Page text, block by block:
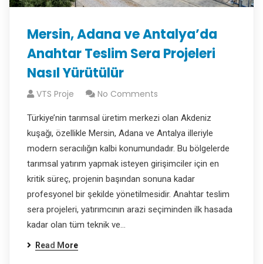
Mersin, Adana ve Antalya’da
Anahtar Teslim Sera Projeleri
Nasıl Yürütülür
VTS Proje No Comments
Türkiye’nin tarımsal üretim merkezi olan Akdeniz
kuşağı, özellikle Mersin, Adana ve Antalya illeriyle
modern seracılığın kalbi konumundadır. Bu bölgelerde
tarımsal yatırım yapmak isteyen girişimciler için en
kritik süreç, projenin başından sonuna kadar
profesyonel bir şekilde yönetilmesidir. Anahtar teslim
sera projeleri, yatırımcının arazi seçiminden ilk hasada
kadar olan tüm teknik ve…
Read More